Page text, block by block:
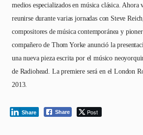
medios especializados en música clásica. Ahora
reunirse durante varias jornadas con Steve
compositores de música contemporánea y
compañero de Thom Yorke anunció la
una nueva pieza escrita por el músico
de Radiohead. La premiere será en el London
2013.
Share Post
Share